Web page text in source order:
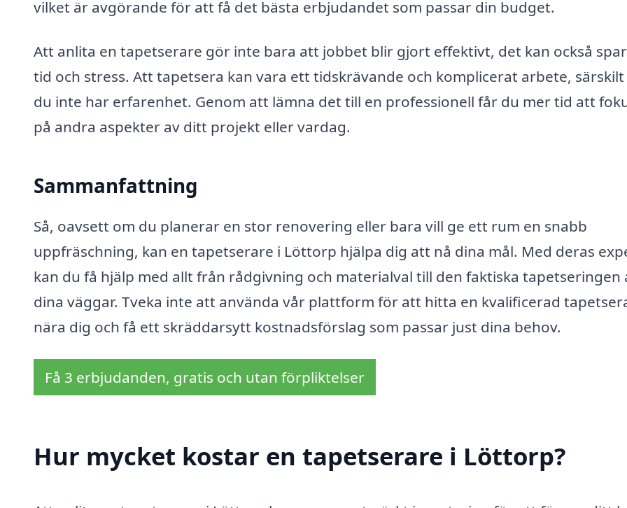
vilket är avgörande för att få det bästa erbjudandet som passar din budget.
Att anlita en tapetserare gör inte bara att jobbet blir gjort effektivt, det kan också
tid och stress. Att tapetsera kan vara ett tidskrävande och komplicerat arbete,
du inte har erfarenhet. Genom att lämna det till en professionell får du mer tid att
på andra aspekter av ditt projekt eller vardag.
Sammanfattning
Så, oavsett om du planerar en stor renovering eller bara vill ge ett rum en snabb
uppfräschning, kan en tapetserare i Löttorp hjälpa dig att nå dina mål. Med deras
kan du få hjälp med allt från rådgivning och materialval till den faktiska tapetseringen
dina väggar. Tveka inte att använda vår plattform för att hitta en kvalificerad
nära dig och få ett skräddarsytt kostnadsförslag som passar just dina behov.
Få 3 erbjudanden, gratis och utan förpliktelser
Hur mycket kostar en tapetserare i Löttorp?